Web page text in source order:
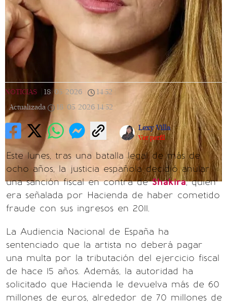
NOTICIAS 18/05/2026 14:52
Actualizada
18/05/2026 14:52
Lexy Villa
Ver perfil
Este lunes, tras una batalla legal de más de
ocho años, la justicia española decidió anular
una sanción fiscal en contra deShakira, quien
era señalada por Hacienda de haber cometido
fraude con sus ingresos en 2011.
La Audiencia Nacional de España ha
sentenciado que la artista no deberá pagar
una multa por la tributación del ejercicio fiscal
de hace 15 años. Además, la autoridad ha
solicitado que Hacienda le devuelva más de 60
millones de euros, alrededor de 70 millones de